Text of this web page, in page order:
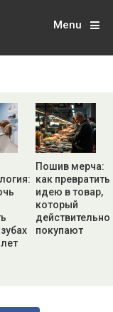
Menu
Пошив мерча:
как превратить
идею в товар,
который
действительно
покупают